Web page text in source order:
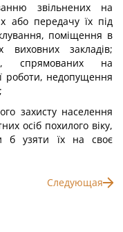
звільнених на
або передачу їх під
поміщення в
виховних закладів;
спрямованих на
роботи, недопущення
захисту населення
осіб похилого віку,
б узяти їх на своє
Следующая